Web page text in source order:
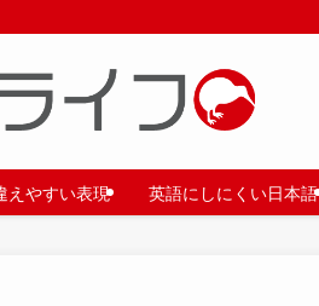
えやすい表現 英語にしにくい日本語